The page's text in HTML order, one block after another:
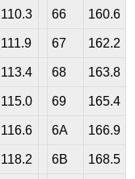
110.3 66 160.6
111.9 67 162.2
113.4 68 163.8
115.0 69 165.4
116.6 6A 166.9
118.2 6B 168.5